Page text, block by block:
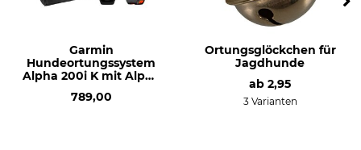
Garmin
Hundeortungssystem
Alpha 200i K mit Alpha
789,00
Ortungsglöckchen für
Jagdhunde
ab 2,95
3 Varianten